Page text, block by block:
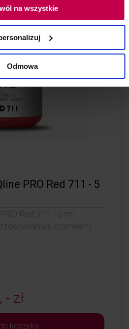
na wszystkie
Odmowa
PRO Red 711 - 5
Red 711 - 5 ml
czerwień)
- zł
koszyka